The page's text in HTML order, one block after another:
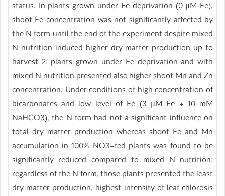
status. In plants grown under Fe deprivation (0 μM Fe),
shoot Fe concentration was not significantly affected by
the N form until the end of the experiment despite mixed
N nutrition induced higher dry matter production up to
harvest 2; plants grown under Fe deprivation and with
mixed N nutrition presented also higher shoot Mn and Zn
concentration. Under conditions of high concentration of
bicarbonates and low level of Fe (3 μM Fe + 10 mM
NaHCO3), the N form had not a significant influence on
total dry matter production whereas shoot Fe and Mn
accumulation in 100% NO3-fed plants was found to be
significantly reduced compared to mixed N nutrition;
regardless of the N form, those plants presented the least
dry matter production, highest intensity of leaf chlorosis